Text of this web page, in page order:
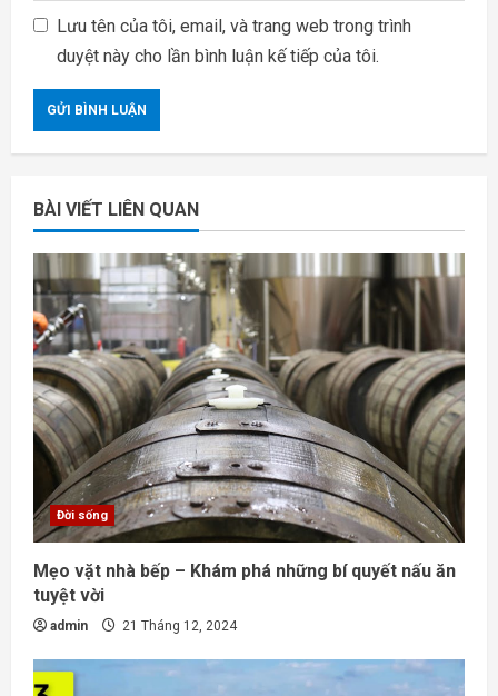
Lưu tên của tôi, email, và trang web trong trình
duyệt này cho lần bình luận kế tiếp của tôi.
BÀI VIẾT LIÊN QUAN
Đời sống
Mẹo vặt nhà bếp – Khám phá những bí quyết nấu ăn
tuyệt vời
admin 21 Tháng 12, 2024